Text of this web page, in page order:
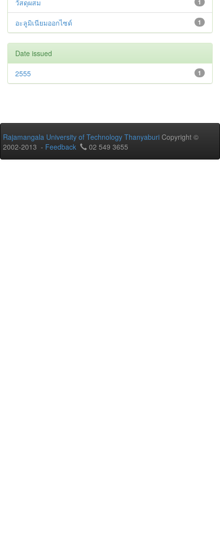
1
วัสดุผสม
1
อะลูมิเนียมออกไซด์
Date issued
1
2555
Rajamangala University of Technology Thanyaburi Copyright ©
2002-2013 - Feedback 02 549 3655